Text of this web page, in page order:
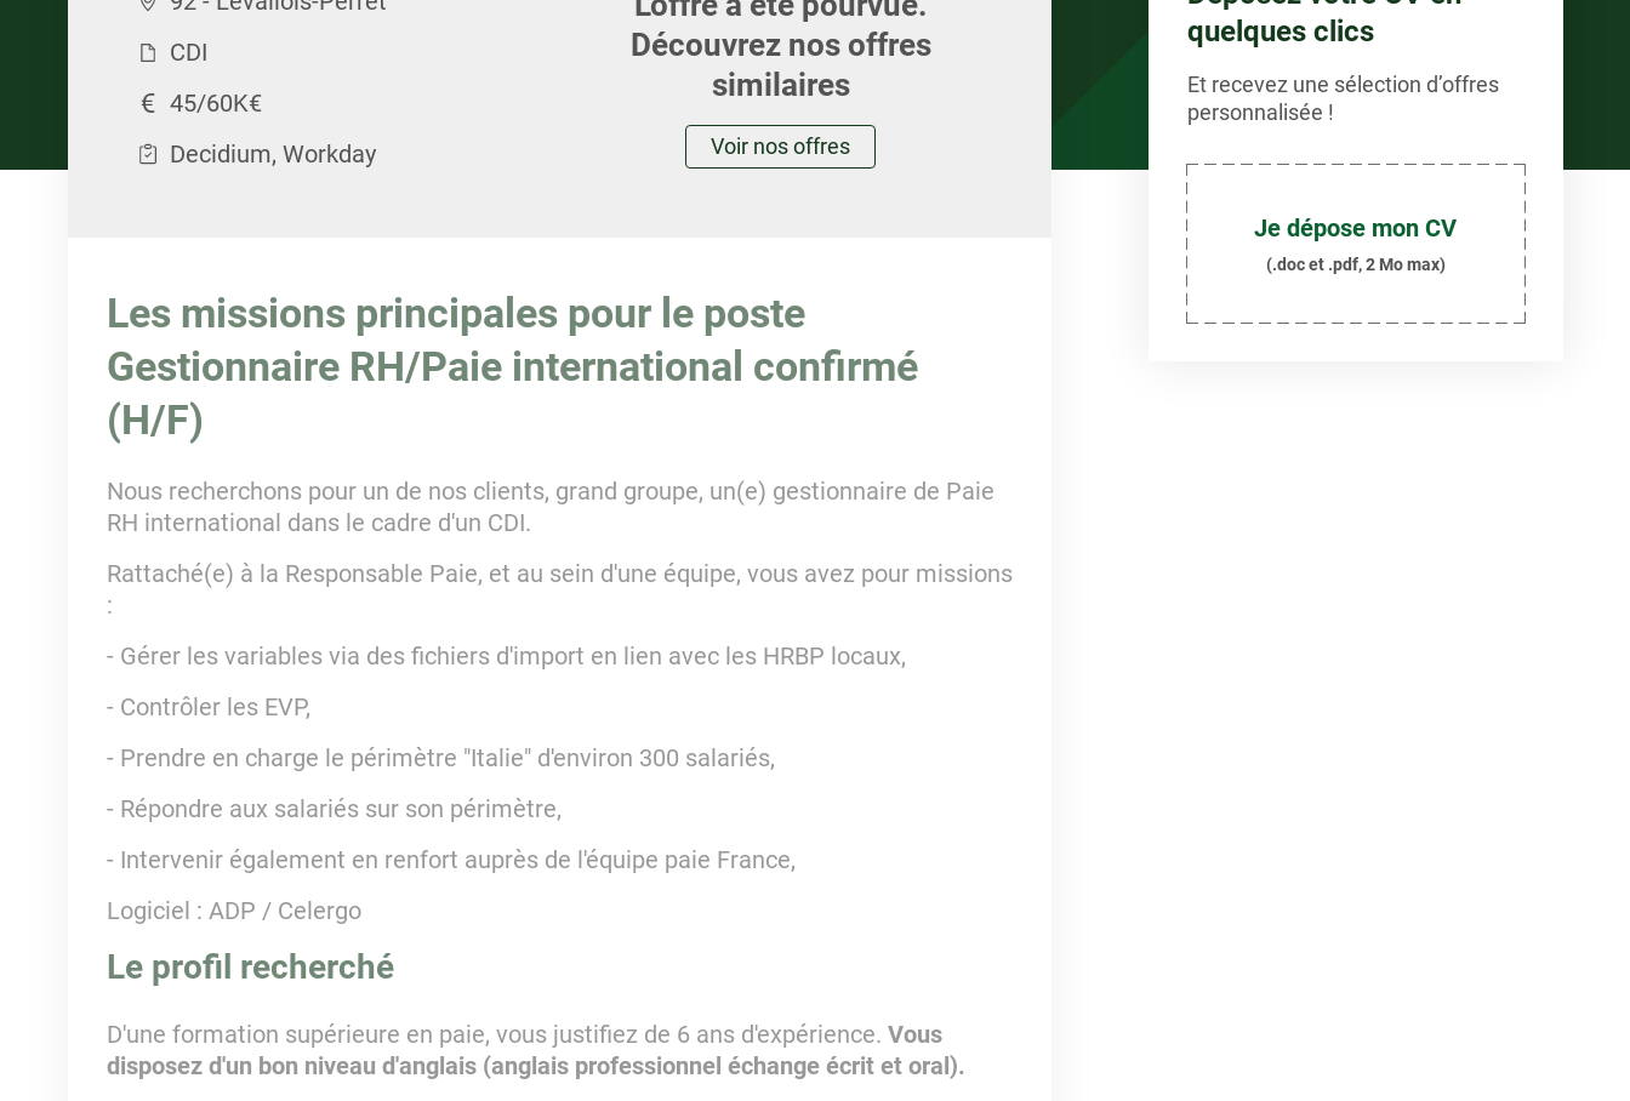
CDI
45/60K€
Decidium, Workday
Découvrez nos offres
similaires
Voir nos offres
Les missions principales pour le poste
Gestionnaire RH/Paie international confirmé
(H/F)
Nous recherchons pour un de nos clients, grand groupe, un(e) gestionnaire de Paie
RH international dans le cadre d'un CDI.
Rattaché(e) à la Responsable Paie, et au sein d'une équipe, vous avez pour missions
:
- Gérer les variables via des fichiers d'import en lien avec les HRBP locaux,
- Contrôler les EVP,
- Prendre en charge le périmètre "Italie" d'environ 300 salariés,
- Répondre aux salariés sur son périmètre,
- Intervenir également en renfort auprès de l'équipe paie France,
Logiciel : ADP / Celergo
Le profil recherché
D'une formation supérieure en paie, vous justifiez de 6 ans d'expérience. Vous
disposez d'un bon niveau d'anglais (anglais professionnel échange écrit et oral).
quelques clics
Et recevez une sélection d’offres
personnalisée !
Je dépose mon CV
(.doc et .pdf, 2 Mo max)